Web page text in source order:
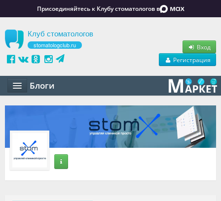
Присоединяйтесь к Клубу стоматологов в
Клуб стоматологов
stomatologclub.ru
Вход
Регистрация
Блоги
Статьи
Обучение